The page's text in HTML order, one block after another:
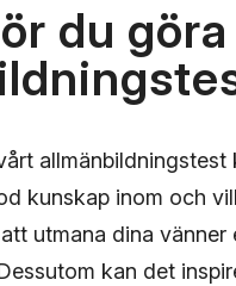
du göra
kunskap inom och
utmana dina
kan det